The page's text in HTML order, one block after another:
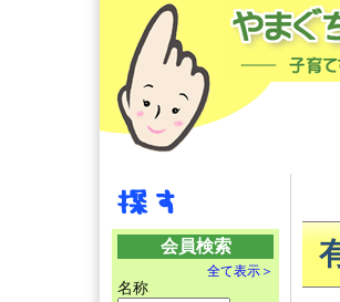
会員検索
全て表示＞
名称